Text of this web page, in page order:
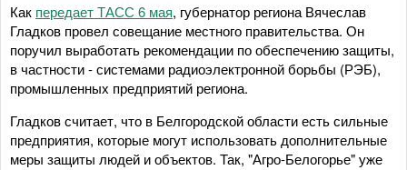
Как передает ТАСС 6 мая, губернатор региона Вячеслав
Гладков провел совещание местного правительства. Он
поручил выработать рекомендации по обеспечению защиты,
в частности - системами радиоэлектронной борьбы (РЭБ),
промышленных предприятий региона.
Гладков считает, что в Белгородской области есть сильные
предприятия, которые могут использовать дополнительные
меры защиты людей и объектов. Так, "Агро-Белогорье" уже